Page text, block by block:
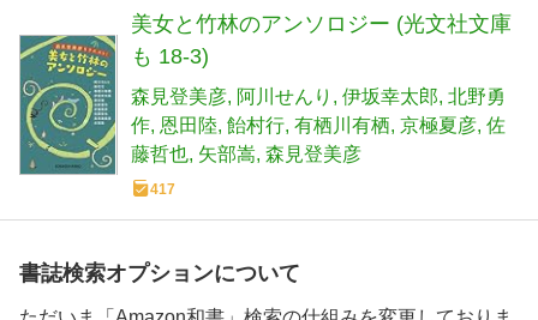
美女と竹林のアンソロジー (光文社文庫
も 18-3)
森見登美彦 阿川せんり 伊坂幸太郎 北野勇
作 恩田陸 飴村行 有栖川有栖 京極夏彦 佐
藤哲也 矢部嵩 森見登美彦
417
書誌検索オプションについて